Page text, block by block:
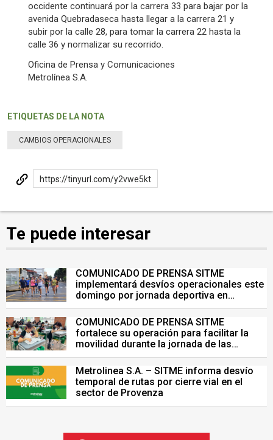
occidente continuará por la carrera 33 para bajar por la
avenida Quebradaseca hasta llegar a la carrera 21 y
subir por la calle 28, para tomar la carrera 22 hasta la
calle 36 y normalizar su recorrido.
Oficina de Prensa y Comunicaciones
Metrolínea S.A.
ETIQUETAS DE LA NOTA
CAMBIOS OPERACIONALES
https://tinyurl.com/y2vwe5kt
Te puede interesar
COMUNICADO DE PRENSA SITME
implementará desvíos operacionales este
domingo por jornada deportiva en
Bucaramanga
COMUNICADO DE PRENSA SITME
fortalece su operación para facilitar la
movilidad durante la jornada de las
Pruebas Saber del 26 de julio
Metrolinea S.A. – SITME informa desvío
temporal de rutas por cierre vial en el
sector de Provenza